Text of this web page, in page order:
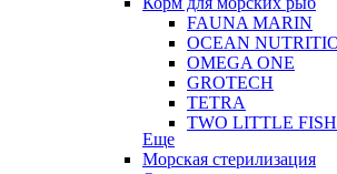
FAUNA MARIN
OCEAN
OMEGA ONE
GROTECH
TETRA
TWO LITTLE
Еще
Морская стерилизация